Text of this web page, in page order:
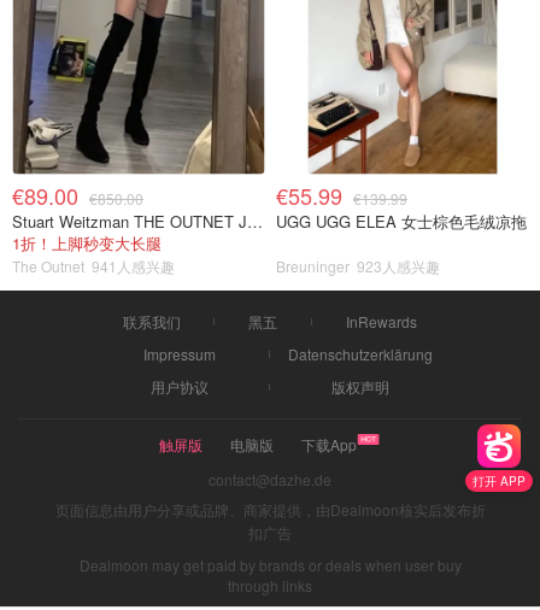
打开 APP
€89.00 €850.00
Stuart Weitzman THE OUTNET Jocey 弹力绒面过膝靴
1折！上脚秒变大长腿
The Outnet 941人感兴趣
€55.99 €139.99
UGG UGG ELEA 女士棕色毛绒凉拖
Breuninger 923人感兴趣
联系我们 黑五
InRewards
Impressum
Datenschutzerklärung
用户协议
版权声明
触屏版 电脑版
下载App
contact@dazhe.de
页面信息由用户分享或品牌、商家提供，由Dealmoon核实后发布折
扣广告
Dealmoon may get paid by brands or deals when user buy
through links